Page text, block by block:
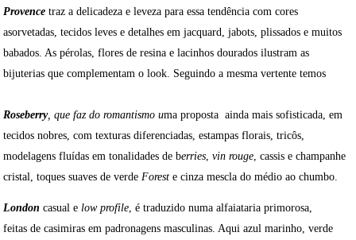
Provence traz a delicadeza e leveza para essa tendência com cores
asorvetadas, tecidos leves e detalhes em jacquard, jabots, plissados e muitos
babados. As pérolas, flores de resina e lacinhos dourados ilustram as
bijuterias que complementam o look. Seguindo a mesma vertente temos
Roseberry, que faz do romantismo uma proposta ainda mais sofisticada, em
tecidos nobres, com texturas diferenciadas, estampas florais, tricôs,
modelagens fluídas em tonalidades de berries ,vin rouge , cassis e champanhe
cristal, toques suaves de verde Forest e cinza mescla do médio ao chumbo.
London casual elow profile, é traduzido numa alfaiataria primorosa,
feitas de casimiras em padronagens masculinas. Aqui azul marinho, verde